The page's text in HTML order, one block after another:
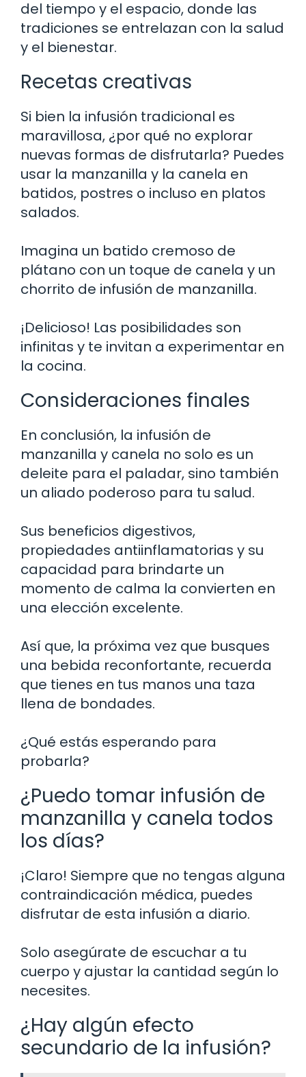
del tiempo y el espacio, donde las
tradiciones se entrelazan con la salud
y el bienestar.
Recetas creativas
Si bien la infusión tradicional es
maravillosa, ¿por qué no explorar
nuevas formas de disfrutarla? Puedes
usar la manzanilla y la canela en
batidos, postres o incluso en platos
salados.
Imagina un batido cremoso de
plátano con un toque de canela y un
chorrito de infusión de manzanilla.
¡Delicioso! Las posibilidades son
infinitas y te invitan a experimentar en
la cocina.
Consideraciones finales
En conclusión, la infusión de
manzanilla y canela no solo es un
deleite para el paladar, sino también
un aliado poderoso para tu salud.
Sus beneficios digestivos,
propiedades antiinflamatorias y su
capacidad para brindarte un
momento de calma la convierten en
una elección excelente.
Así que, la próxima vez que busques
una bebida reconfortante, recuerda
que tienes en tus manos una taza
llena de bondades.
¿Qué estás esperando para
probarla?
¿Puedo tomar infusión de
manzanilla y canela todos
los días?
¡Claro! Siempre que no tengas alguna
contraindicación médica, puedes
disfrutar de esta infusión a diario.
Solo asegúrate de escuchar a tu
cuerpo y ajustar la cantidad según lo
necesites.
¿Hay algún efecto
secundario de la infusión?